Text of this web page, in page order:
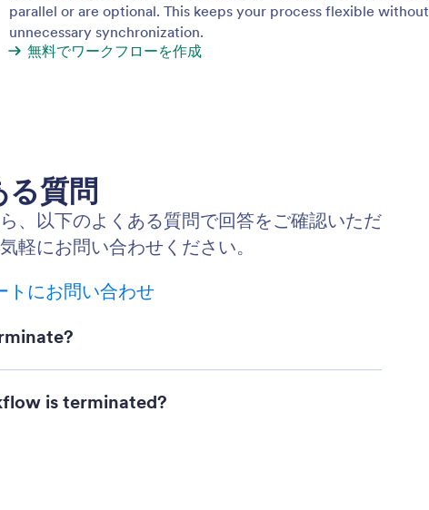
parallel or are optional. This keeps your process flexible
unnecessary synchronization.
無料でワークフローを作成
る質問
、以下のよくある質問で回答をご確認いただ
軽にお問い合わせください。
トにお問い合わせ
is terminated?